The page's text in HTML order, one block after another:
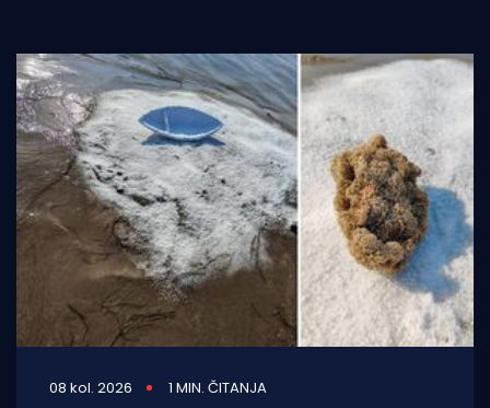
08 kol. 2026 1 MIN. ČITANJA